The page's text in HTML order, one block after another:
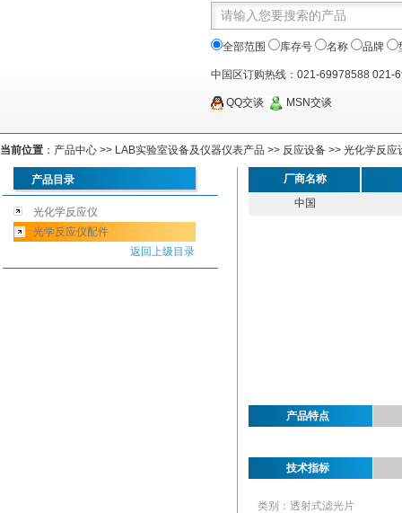
全部范围 库存号 名称 品牌
中国区订购热线：021-69978588 021-
QQ交谈 MSN交谈
当前位置 ： 产品中心 >> LAB实验室设备及仪器仪表产品 >> 反应设备 >> 光化学反应
产品目录
光化学反应仪
光学反应仪配件
返回上级目录
厂商名称
中国
产品特点
技术指标
类别：透射式滤光片